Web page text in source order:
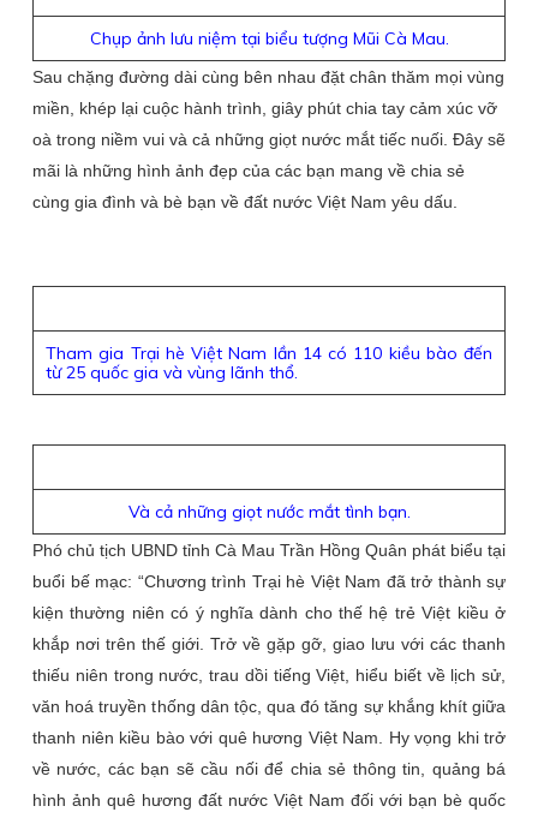
Chụp ảnh lưu niệm tại biểu tượng Mũi Cà Mau.
Sau chặng đường dài cùng bên nhau đặt chân thăm mọi vùng
miền, khép lại cuộc hành trình, giây phút chia tay cảm xúc vỡ
oà trong niềm vui và cả những giọt nước mắt tiếc nuối. Đây sẽ
mãi là những hình ảnh đẹp của các bạn mang về chia sẻ
cùng gia đình và bè bạn về đất nước Việt Nam yêu dấu.
Tham gia Trại hè Việt Nam lần 14 có 110 kiều bào đến
từ 25 quốc gia và vùng lãnh thổ.
Và cả những giọt nước mắt tình bạn.
Phó chủ tịch UBND tỉnh Cà Mau Trần Hồng Quân phát biểu tại
buổi bế mạc: “Chương trình Trại hè Việt Nam đã trở thành sự
kiện thường niên có ý nghĩa dành cho thế hệ trẻ Việt kiều ở
khắp nơi trên thế giới. Trở về gặp gỡ, giao lưu với các thanh
thiếu niên trong nước, trau dồi tiếng Việt, hiểu biết về lịch sử,
văn hoá truyền thống dân tộc, qua đó tăng sự khắng khít giữa
thanh niên kiều bào với quê hương Việt Nam. Hy vọng khi trở
về nước, các bạn sẽ cầu nối để chia sẻ thông tin, quảng bá
hình ảnh quê hương đất nước Việt Nam đối với bạn bè quốc